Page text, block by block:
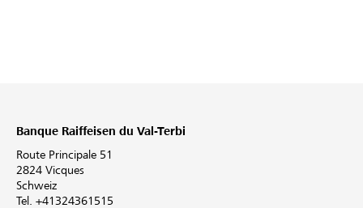
Banque Raiffeisen du Val-Terbi
Route Principale 51
2824 Vicques
Schweiz
Tel. +41324361515